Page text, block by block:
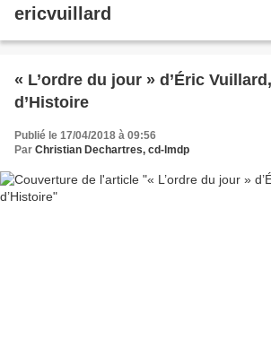
ericvuillard
« L’ordre du jour » d’Éric
d’Histoire
Publié le 17/04/2018 à 09:56
Par Christian Dechartres, cd-lmdp